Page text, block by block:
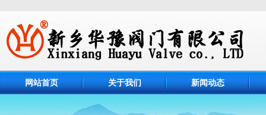
网站首页 关于我们 新闻动态